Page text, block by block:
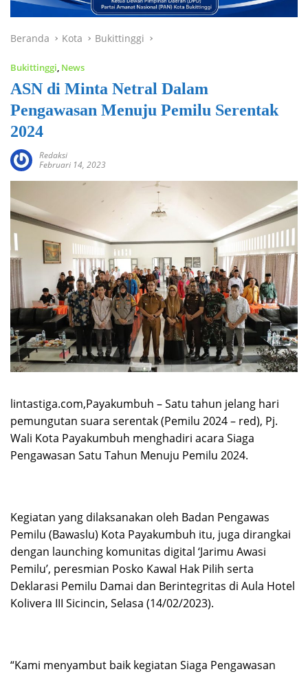
Beranda Kota Bukittinggi
Bukittinggi News
ASN di Minta Netral Dalam
Pengawasan Menuju Pemilu Serentak
2024
Redaksi
Februari 14, 2023
lintastiga.com,Payakumbuh – Satu tahun jelang hari
pemungutan suara serentak (Pemilu 2024 – red), Pj.
Wali Kota Payakumbuh menghadiri acara Siaga
Pengawasan Satu Tahun Menuju Pemilu 2024.
Kegiatan yang dilaksanakan oleh Badan Pengawas
Pemilu (Bawaslu) Kota Payakumbuh itu, juga dirangkai
dengan launching komunitas digital ‘Jarimu Awasi
Pemilu’, peresmian Posko Kawal Hak Pilih serta
Deklarasi Pemilu Damai dan Berintegritas di Aula Hotel
Kolivera III Sicincin, Selasa (14/02/2023).
“Kami menyambut baik kegiatan Siaga Pengawasan